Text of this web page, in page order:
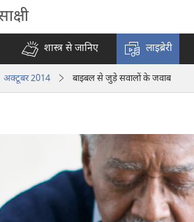
शास्त्र से जानिए लाइब्रेरी
| अक्टूबर 2014 बाइबल से जुड़े सवालों के जवाब